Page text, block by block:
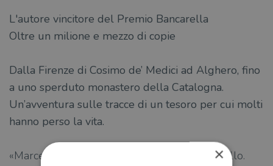
L'autore vincitore del Premio Bancarella
Oltre un milione e mezzo di copie
Dalla Firenze di Cosimo de’ Medici ad Alghero, fino
a uno sperduto monastero della Catalogna.
Un’avventura sulle tracce di un tesoro per cui molti
hanno perso la vita.
«Marcello Simoni è uno spirito affine, un fratello.
×